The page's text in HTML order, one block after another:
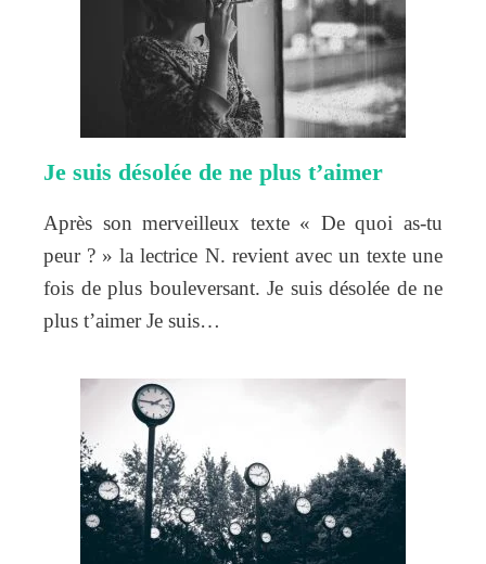
Je suis désolée de ne plus t’aimer
Après son merveilleux texte « De quoi as-tu
peur ? » la lectrice N. revient avec un texte une
fois de plus bouleversant. Je suis désolée de ne
plus t’aimer Je suis…